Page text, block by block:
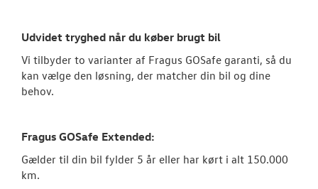
Udvidet tryghed når du køber brugt bil
Vi tilbyder to varianter af Fragus GOSafe garanti, så du
kan vælge den løsning, der matcher din bil og dine
behov.
Fragus GOSafe Extended:
Gælder til din bil fylder 5 år eller har kørt i alt 150.000
km.